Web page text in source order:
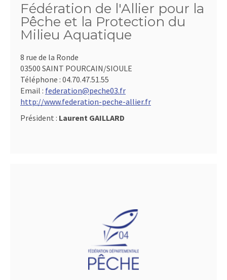
Fédération de l'Allier pour la
Pêche et la Protection du
Milieu Aquatique
8 rue de la Ronde
03500 SAINT POURCAIN/SIOULE
Téléphone : 04.70.47.51.55
Email : federation@peche03.fr
http://www.federation-peche-allier.fr
Président : Laurent GAILLARD